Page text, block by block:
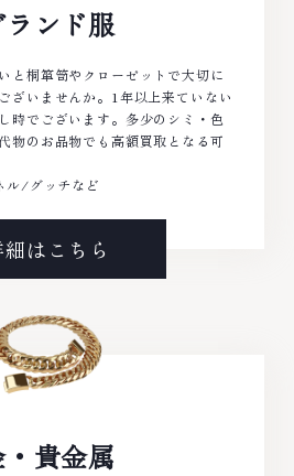
ランド服
と桐箪笥やクローゼットで大切に
ざいませんか。1年以上来ていない
時でございます。多少のシミ・色
物のお品物でも高額買取となる可
ル/グッチなど
細はこちら
貴金属